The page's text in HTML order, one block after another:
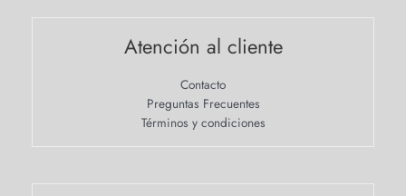
Atención al cliente
Contacto
Preguntas Frecuentes
Términos y condiciones